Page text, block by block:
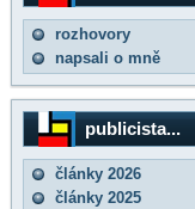
rozhovory
napsali o mně
publicista...
články 2026
články 2025